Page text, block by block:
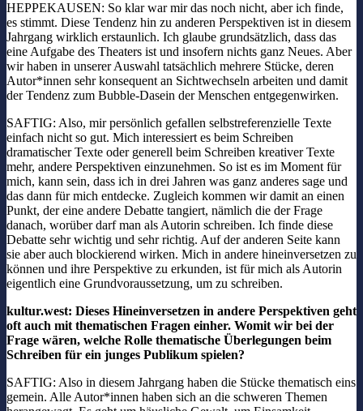
HEPPEKAUSEN: So klar war mir das noch nicht, aber ich finde,
es stimmt. Diese Tendenz hin zu anderen Perspektiven ist in diesem
Jahrgang wirklich erstaunlich. Ich glaube grundsätzlich, dass das
eine Aufgabe des Theaters ist und insofern nichts ganz Neues. Aber
wir haben in unserer Auswahl tatsächlich mehrere Stücke, deren
Autor*innen sehr konsequent an Sichtwechseln arbeiten und damit
der Tendenz zum Bubble-Dasein der Menschen entgegenwirken.
SAFTIG: Also, mir persönlich gefallen selbstreferenzielle Texte
einfach nicht so gut. Mich interessiert es beim Schreiben
dramatischer Texte oder generell beim Schreiben kreativer Texte
mehr, andere Perspektiven einzunehmen. So ist es im Moment für
mich, kann sein, dass ich in drei Jahren was ganz anderes sage und
das dann für mich entdecke. Zugleich kommen wir damit an einen
Punkt, der eine andere Debatte tangiert, nämlich die der Frage
danach, worüber darf man als Autorin schreiben. Ich finde diese
Debatte sehr wichtig und sehr richtig. Auf der anderen Seite kann
sie aber auch blockierend wirken. Mich in andere hineinversetzen zu
können und ihre Perspektive zu erkunden, ist für mich als Autorin
eigentlich eine Grundvoraussetzung, um zu schreiben.
kultur.west: Dieses Hineinversetzen in andere Perspektiven geht
oft auch mit thematischen Fragen einher. Womit wir bei der
Frage wären, welche Rolle thematische Überlegungen beim
Schreiben für ein junges Publikum spielen?
SAFTIG: Also in diesem Jahrgang haben die Stücke thematisch eins
gemein. Alle Autor*innen haben sich an die schweren Themen